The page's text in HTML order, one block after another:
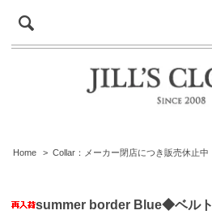
Home > Collar：メーカー閉店につき販売休止中
summer border Blue◆ベルト